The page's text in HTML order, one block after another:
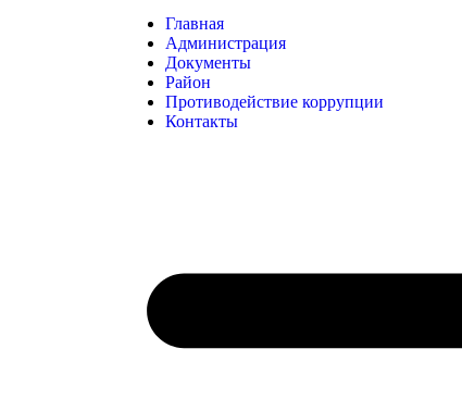
Главная
Администрация
Документы
Район
Противодействие коррупции
Контакты